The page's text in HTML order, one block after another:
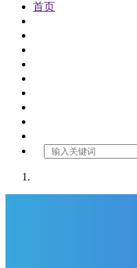
首页